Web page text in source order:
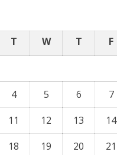
T W T F
4 5 6 7
11 12 13 14
18 19 20 21